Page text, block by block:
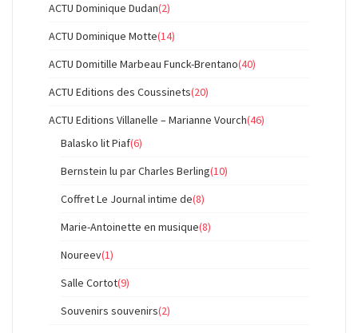
ACTU Dominique Dudan(2)
ACTU Dominique Motte(14)
ACTU Domitille Marbeau Funck-Brentano(40)
ACTU Editions des Coussinets(20)
ACTU Editions Villanelle – Marianne Vourch(46)
Balasko lit Piaf(6)
Bernstein lu par Charles Berling(10)
Coffret Le Journal intime de(8)
Marie-Antoinette en musique(8)
Noureev(1)
Salle Cortot(9)
Souvenirs souvenirs(2)